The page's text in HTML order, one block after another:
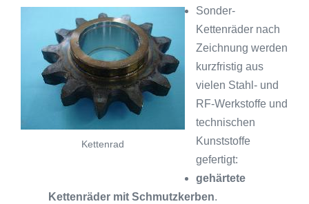
Kettenrad
Sonder-
Kettenräder nach
Zeichnung werden
kurzfristig aus
vielen Stahl- und
RF-Werkstoffe und
technischen
Kunststoffe
gefertigt:
gehärtete
Kettenräder mit Schmutzkerben.